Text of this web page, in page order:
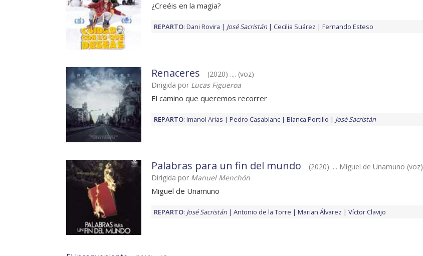
¿Creéis en la magia?
REPARTO: Dani Rovira José Sacristán Cecilia Suárez Fernando Esteso
Renaceres
(2020) .... (voz)
Dirigida por Lucas Figueroa
El camino que queremos recorrer
REPARTO: Imanol Arias Pedro Casablanc Blanca Portillo José Sacristán
Palabras para un fin del mundo
(2020) .... Miguel de Unamuno (voz)
Dirigida por Manuel Menchón
Miguel de Unamuno
REPARTO: José Sacristán Antonio de la Torre Marian Álvarez Víctor Clavijo